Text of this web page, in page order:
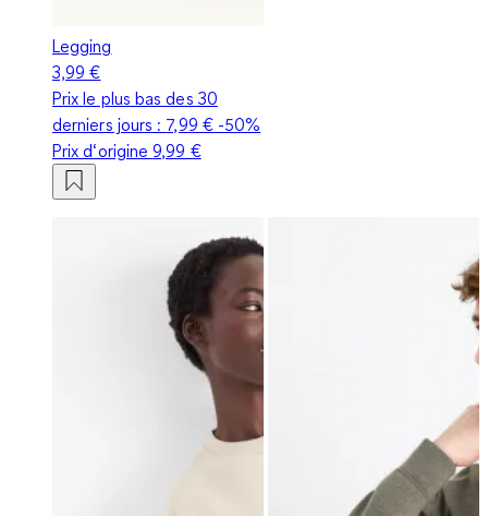
Legging
3,99 €
Prix le plus bas des 30
derniers jours : 7,99 €-50%
Prix d‘origine9,99 €